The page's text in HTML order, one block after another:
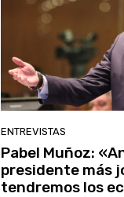
ENTREVISTAS
Pabel Muñoz:
presidente más
tendremos los